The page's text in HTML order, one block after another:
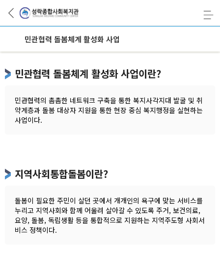
민관협력 돌봄체계 활성화 사업
민관협력 돌봄체계 활성화 사업이란?
민관협력의 촘촘한 네트워크 구축을 통한 복지사각지대 발굴 및 취
약계층과 돌봄 대상자 지원을 통한 현장 중심 복지행정을 실현하는
사업이다.
지역사회통합돌봄이란?
돌봄이 필요한 주민이 살던 곳에서 개개인의 욕구에 맞는 서비스를
누리고 지역사회와 함께 어울려 살아갈 수 있도록 주거, 보건의료,
요양, 돌봄, 독립생활 등을 통합적으로 지원하는 지역주도형 사회서
비스 정책이다.